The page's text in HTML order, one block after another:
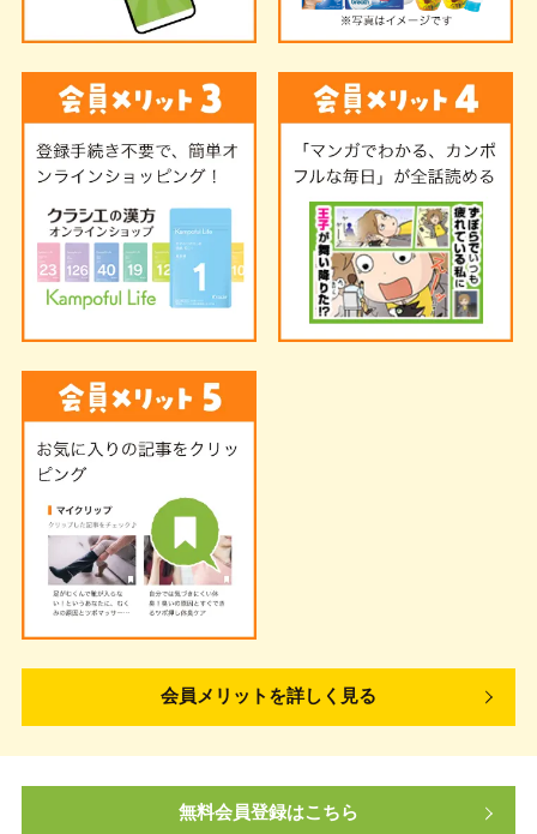
会員メリットを詳しく見る
無料会員登録はこちら